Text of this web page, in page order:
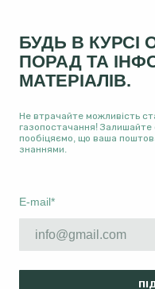
БУДЬ В КУРСІ
ПОРАД ТА
МАТЕРІАЛІВ.
Не втрачайте можливість
газопостачання!
пообіцяємо, що ваша
знаннями.
E-mail*